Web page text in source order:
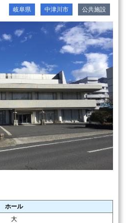
岐阜県 中津川市 公共施設
ホール
大